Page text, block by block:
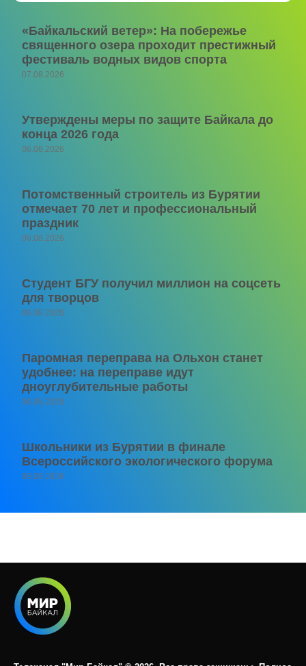
«Байкальский ветер»: На побережье
священного озера проходит престижный
фестиваль водных видов спорта
07.08.2026
Утверждены меры по защите Байкала до
конца 2026 года
06.08.2026
Потомственный строитель из Бурятии
отмечает 70 лет и профессиональный
праздник
06.08.2026
Студент БГУ получил миллион на соцсеть
для творцов
06.08.2026
Паромная переправа на Ольхон станет
удобнее: на переправе идут
дноуглубительные работы
06.08.2026
Школьники из Бурятии в финале
Всероссийского экологического форума
06.08.2026